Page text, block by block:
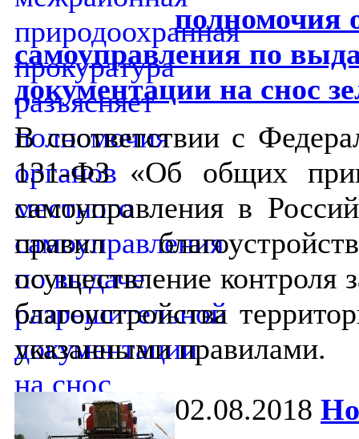
полномочия
самоуправления по
документации на снос
В соответствии с
131-ФЗ «Об общих
самоуправления в
правил
осуществление контроля
благоустройства
указанными правилами.
02.08.2018